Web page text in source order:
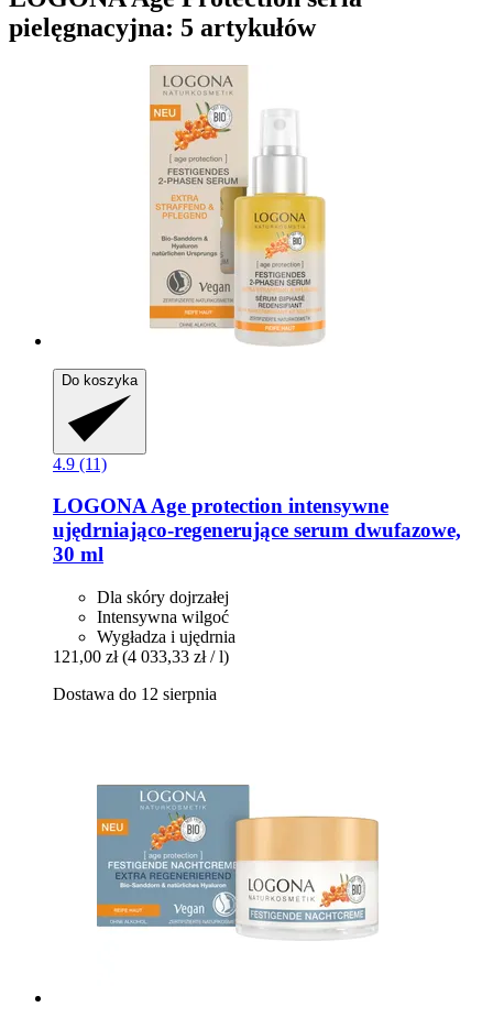
pielęgnacyjna: 5 artykułów
Do koszyka
4.9 (11)
LOGONAAge protection intensywne
ujędrniająco-​regenerujące serum dwufazowe,
30 ml
Dla skóry dojrzałej
Intensywna wilgoć
Wygładza i ujędrnia
121,00 zł (4 033,33 zł / l)
Dostawa do 12 sierpnia